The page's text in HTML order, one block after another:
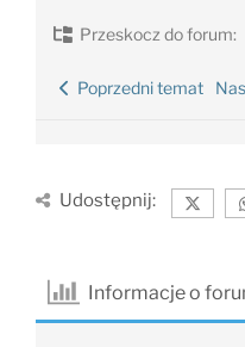
Przeskocz do forum:
Poprzedni temat
Udostępnij:
Informacje o